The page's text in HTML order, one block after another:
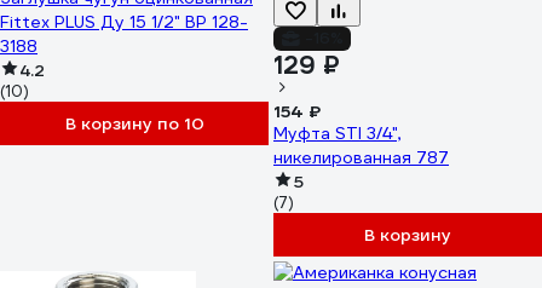
Fittex PLUS Ду 15 1/2" ВР 128-
3188
4.2
(10)
В корзину по 10
129 ₽
154 ₽
Муфта STI 3/4",
никелированная 787
5
(7)
В корзину